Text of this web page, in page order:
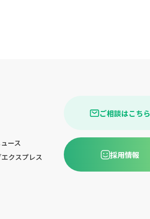
ース
クスプレス
ご相談はこちら
採用情報